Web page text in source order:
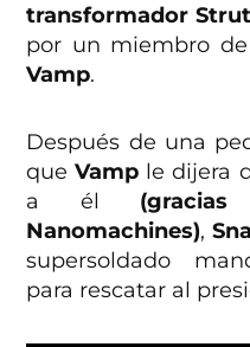
transformador
por un miembro de
Vamp.
Después de una
queVamp le dijera
a él
Nanomachines),
supersoldado
para rescatar al